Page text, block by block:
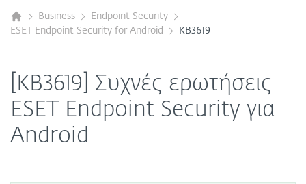
Business
Endpoint Security
ESET Endpoint Security for Android
KB3619
[KB3619] Συχνές ερωτήσεις
ESET Endpoint Security για
Android